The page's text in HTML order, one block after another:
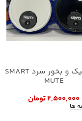
تی رباتیک و بخور سرد SMART
MUTE
۲,۵۰۰,۰۰۰تومان
ها